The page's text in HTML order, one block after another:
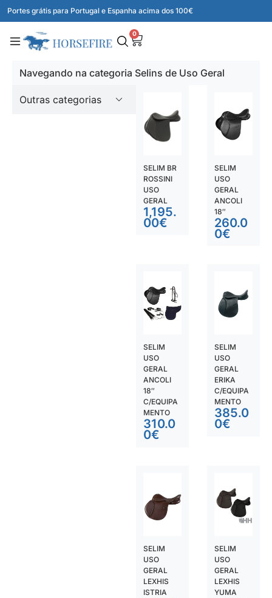
Portes grátis para Portugal e Espanha acima dos 100€
0
Navegando na categoria Selins de Uso Geral
Outras categorias
SELIM BR
ROSSINI
USO
GERAL
1,195.
00€
SELIM
USO
GERAL
ANCOLI
18″
260.0
0€
SELIM
USO
GERAL
ANCOLI
18″
C/EQUIPA
MENTO
310.0
0€
SELIM
USO
GERAL
ERIKA
C/EQUIPA
MENTO
385.0
0€
SELIM
USO
GERAL
LEXHIS
ISTRIA
SELIM
USO
GERAL
LEXHIS
YUMA